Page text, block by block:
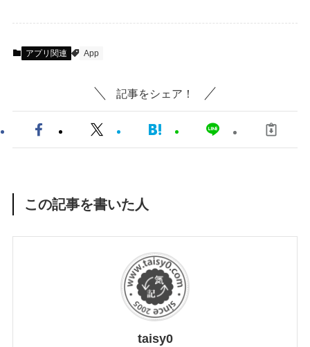
アプリ関連 App
記事をシェア！
この記事を書いた人
taisy0